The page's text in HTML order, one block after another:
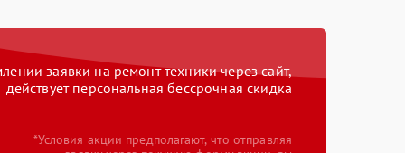
заявки на ремонт техники через сайт,
действует персональная бессрочная скидка
*Условия акции предполагают, что отправляя